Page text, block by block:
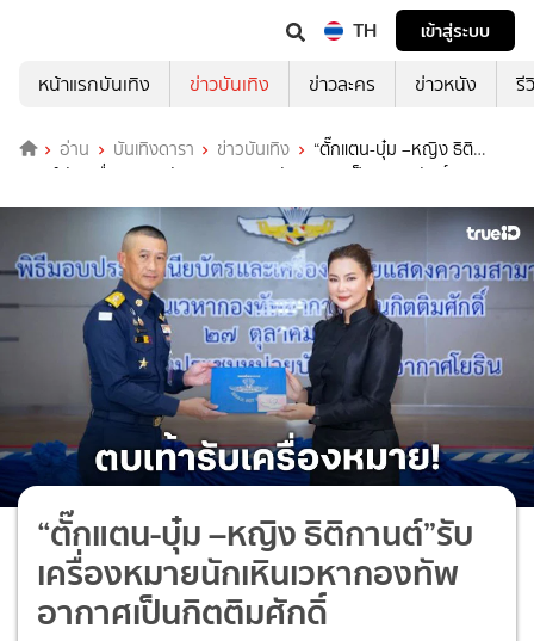
TH
เข้าสู่ระบบ
หน้าแรกบันเทิง
ข่าวบันเทิง ข่าวละคร ข่าวหนัง รี
อ่าน บันเทิงดารา ข่าวบันเทิง
“ตั๊กแตน-บุ๋ม –หญิง ธิติ
กานต์”รับเครื่องหมายนักเหินเวหากองทัพอากาศเป็นกิตติมศักดิ์
“ตั๊กแตน-บุ๋ม –หญิง ธิติกานต์”รับ
เครื่องหมายนักเหินเวหากองทัพ
อากาศเป็นกิตติมศักดิ์